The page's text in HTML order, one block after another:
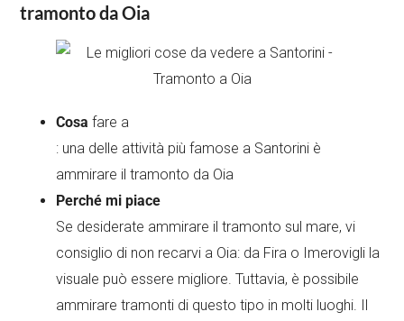
tramonto da Oia
Cosa fare a
: una delle attività più famose a Santorini è
ammirare il tramonto da Oia
Perché mi piace
Se desiderate ammirare il tramonto sul mare, vi
consiglio di non recarvi a Oia: da Fira o Imerovigli la
visuale può essere migliore. Tuttavia, è possibile
ammirare tramonti di questo tipo in molti luoghi. Il